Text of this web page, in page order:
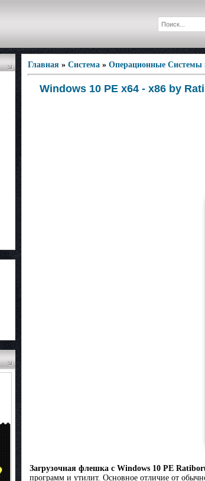
Главная » Система » Операционные
Windows 10 PE x64 - x86 by
Загрузочная флешка с Windows 10 PE
программ и утилит. Основное отличие от